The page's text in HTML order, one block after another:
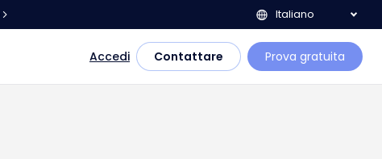
Italiano
Accedi Contattare Prova gratuita